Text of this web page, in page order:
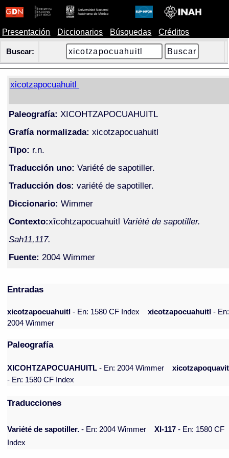
Presentación Diccionarios Búsquedas Créditos
Buscar:
xicotzapocuahuitl
Paleografía: XICOHTZAPOCUAHUITL
Grafía normalizada: xicotzapocuahuitl
Tipo: r.n.
Traducción uno: Variété de sapotiller.
Traducción dos: variété de sapotiller.
Diccionario: Wimmer
Contexto:xîcohtzapocuahuitl Variété de sapotiller.
Sah11,117.
Fuente: 2004 Wimmer
Entradas
xicotzapocuahuitl- En: 1580 CF Index xicotzapocuahuitl- En:
2004 Wimmer
Paleografía
XICOHTZAPOCUAHUITL - En: 2004 Wimmer
- En: 1580 CF Index
Traducciones
Variété de sapotiller. - En: 2004 Wimmer XI-117 - En: 1580 CF
Index